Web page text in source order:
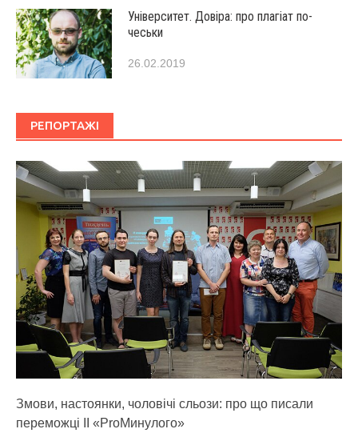
Університет. Довіра: про плагіат по-
чеськи
26.02.2019
РЕПОРТАЖІ
Змови, настоянки, чоловічі сльози: про що писали
переможці ІІ «ProМинулого»